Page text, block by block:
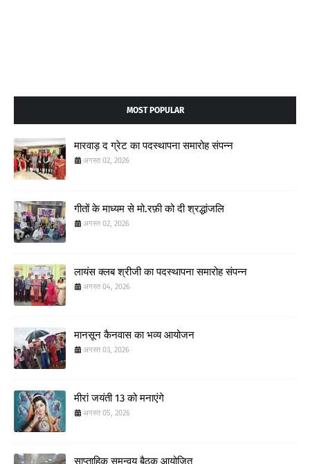
MOST POPULAR
मारवाड़ द ग्रेट का पदस्थापना समारोह संपन्न
अगस्त 02, 2026
गीतों के माध्यम से मो.रफ़ी को दी श्रद्धांजलि
अगस्त 02, 2026
लायंस क्लब श्रीजी का पदस्थापना समारोह संपन्न
अगस्त 04, 2026
मानसून कैनवास का भव्य आयोजन
अगस्त 03, 2026
मीरां जयंती 13 को मनाएंगे
अगस्त 05, 2026
साप्ताहिक समन्वय बैठक आयोजित